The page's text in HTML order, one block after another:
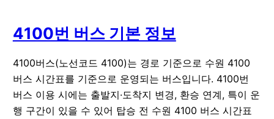
4100번 버스 기본 정보
4100버스(노선코드 4100)는 경로 기준으로 수원 4100
버스 시간표를 기준으로 운영되는 버스입니다. 4100번
버스 이용 시에는 출발지·도착지 변경, 환승 연계, 특이 운
행 구간이 있을 수 있어 탑승 전 수원 4100 버스 시간표